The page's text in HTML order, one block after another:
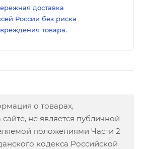
доставка
России без риска
товара.
о товарах,
не является публичной
положениями Части 2
кодекса Российской